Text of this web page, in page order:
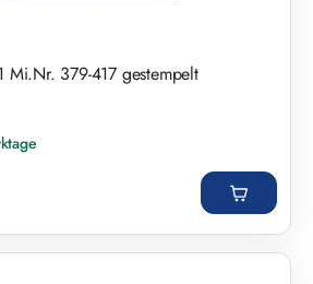
Mi.Nr. 379-417 gestempelt